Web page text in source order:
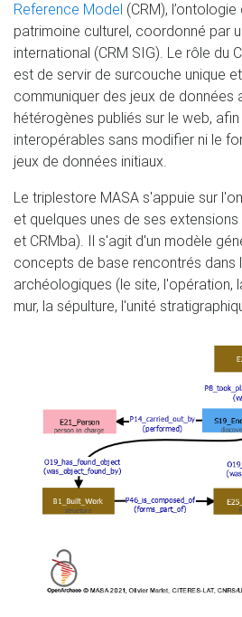
Reference Model (CRM),
patrimoine culturel, coordonné par
international (CRM SIG). Le rôle du
est de servir de surcouche unique
communiquer des jeux de données
hétérogènes publiés sur le web,
interopérables sans modifier ni le
jeux de données initiaux.
Le triplestore MASA s'appuie sur
et quelques unes de ses
et CRMba). Il s'agit d'un modèle
concepts de base rencontrés dans
archéologiques (le site, l'opération,
mur, la sépulture, l'unité